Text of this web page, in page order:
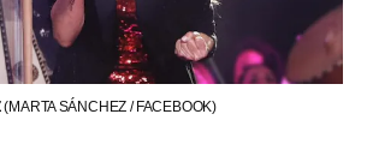
(MARTA SÁNCHEZ / FACEBOOK)